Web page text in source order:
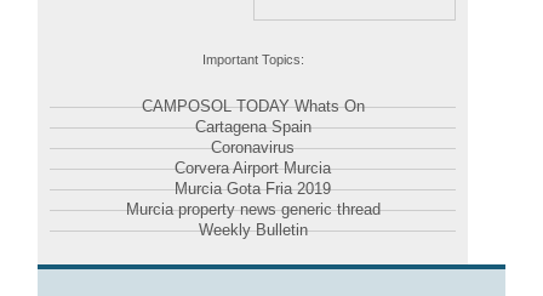
Important Topics:
CAMPOSOL TODAY Whats On
Coronavirus
Corvera Airport Murcia
Murcia Gota Fria 2019
Murcia property news generic thread
Weekly Bulletin